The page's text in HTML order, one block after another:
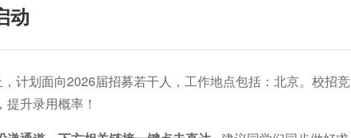
动
计划面向2026届招募若干人，工作地点包括：北京。校招竞
升录用概率！